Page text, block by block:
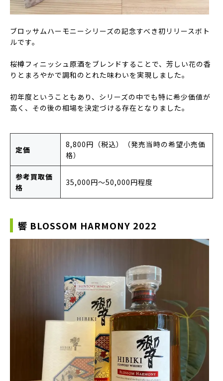
ブロッサムハーモニーシリーズの記念すべき初リリースボト
ルです。
桜樽フィニッシュ原酒をブレンドすることで、芳しい花の香
りとまろやかで調和のとれた味わいを実現しました。
初年度ということもあり、シリーズの中でも特に希少価値が
高く、その後の相場を決定づける存在となりました。
定価
8,800円（税込）（発売当時の希望小売価
格）
参考買取価
格
35,000円〜50,000円程度
響 BLOSSOM HARMONY 2022